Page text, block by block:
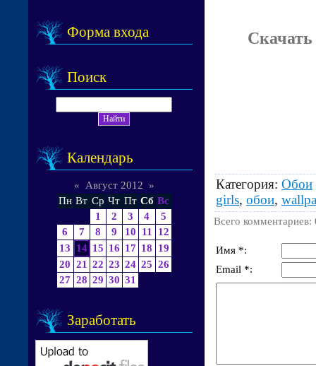
Форма входа
Поиск
Календарь
« Август 2012
»
Пн Вт Ср Чт Пт Сб Вс
1
2 3 4
5
6
7 8 9 10 11
12
13
14 15 16 17 18
19
20 21 22 23 24 25 26
27 28 29 30 31
Заработать
Скачать
Категория: Обои
girls, обои,
Всего комментариев:
Имя *:
Email *: